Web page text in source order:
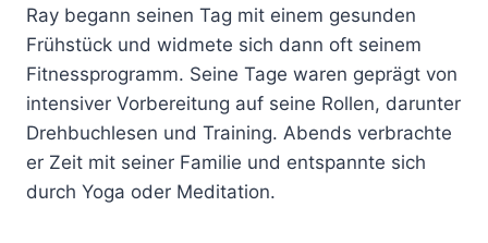
Ray begann seinen Tag mit einem gesunden
Frühstück und widmete sich dann oft seinem
Fitnessprogramm. Seine Tage waren geprägt von
intensiver Vorbereitung auf seine Rollen, darunter
Drehbuchlesen und Training. Abends verbrachte
er Zeit mit seiner Familie und entspannte sich
durch Yoga oder Meditation.